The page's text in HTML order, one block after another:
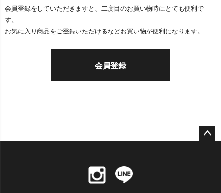
会員登録をしていただきますと、二度目のお買い物時にとても便利で
す。
お気に入り商品をご登録いただけるなどお買い物が便利になります。
会員登録